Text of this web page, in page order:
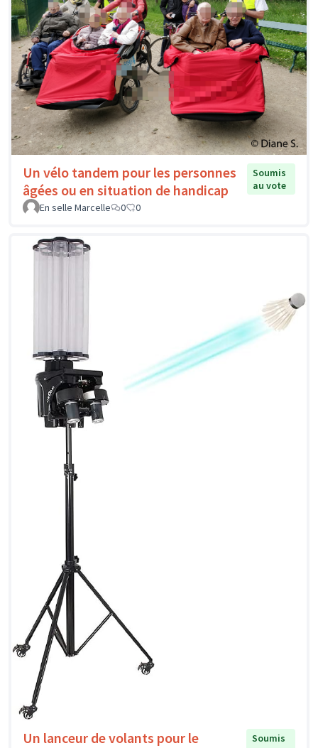
Un vélo tandem pour les personnes
âgées ou en situation de handicap
Soumis
au vote
En selle Marcelle
0 0
Un lanceur de volants pour le
Soumis